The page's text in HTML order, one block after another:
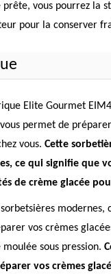
vous pourrez la
pour la conserver
Elite Gourmet
permet de
vous. Cette
ce qui signifie que
de crème glacée
modernes,
vos crèmes
sous pression.
vos crèmes